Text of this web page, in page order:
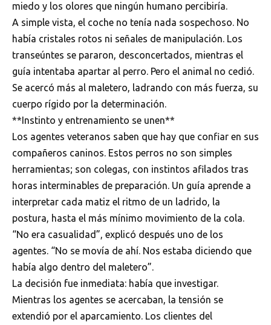
miedo y los olores que ningún humano percibiría.
A simple vista, el coche no tenía nada sospechoso. No
había cristales rotos ni señales de manipulación. Los
transeúntes se pararon, desconcertados, mientras el
guía intentaba apartar al perro. Pero el animal no cedió.
Se acercó más al maletero, ladrando con más fuerza, su
cuerpo rígido por la determinación.
**Instinto y entrenamiento se unen**
Los agentes veteranos saben que hay que confiar en sus
compañeros caninos. Estos perros no son simples
herramientas; son colegas, con instintos afilados tras
horas interminables de preparación. Un guía aprende a
interpretar cada matiz el ritmo de un ladrido, la
postura, hasta el más mínimo movimiento de la cola.
“No era casualidad”, explicó después uno de los
agentes. “No se movía de ahí. Nos estaba diciendo que
había algo dentro del maletero”.
La decisión fue inmediata: había que investigar.
Mientras los agentes se acercaban, la tensión se
extendió por el aparcamiento. Los clientes del